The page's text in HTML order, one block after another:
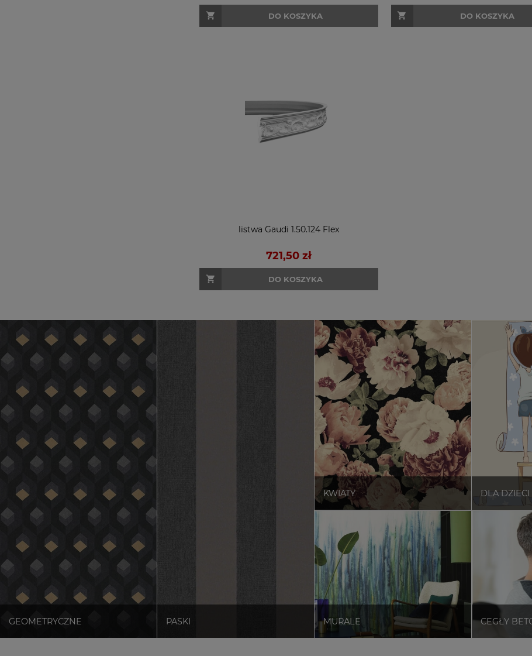
DO KOSZYKA DO KOSZYKA
listwa Gaudi 1.50.124 Flex
721,50 zł
DO KOSZYKA